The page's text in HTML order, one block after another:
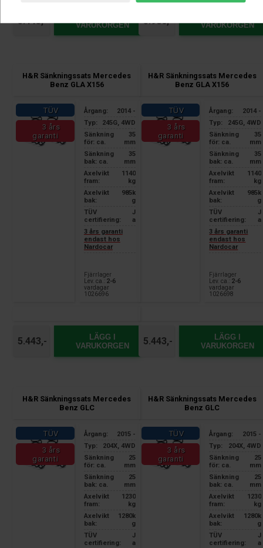
5.443,-
VARUKORGEN
5.986,-
VARUKORGEN
H&R Sänkningssats Mercedes
Benz GLA X156
TÜV
3 års
garanti
Årgang:
2014 -
Typ:
245G, 4WD
Sänkning
för: ca.
35
mm
Sänkning
bak: ca.
35
mm
Axelvikt
fram:
1140
kg
Axelvikt
bak:
985k
g
TÜV
certifiering:
J
a
3 års garanti
endast hos
Nardocar
Fjärrlager
Lev. ca.: 2-6
vardagar
1026696
5.443,-
LÄGG I
VARUKORGEN
H&R Sänkningssats Mercedes
Benz GLA X156
TÜV
3 års
garanti
Årgang:
2014 -
Typ:
245G, 4WD
Sänkning
för: ca.
35
mm
Sänkning
bak: ca.
35
mm
Axelvikt
fram:
1140
kg
Axelvikt
bak:
985k
g
TÜV
certifiering:
J
a
3 års garanti
endast hos
Nardocar
Fjärrlager
Lev. ca.: 2-6
vardagar
1026698
5.443,-
LÄGG I
VARUKORGEN
H&R Sänkningssats Mercedes
Benz GLC
TÜV
3 års
garanti
Årgang:
2015 -
Typ:
204X, 4WD
Sänkning
för: ca.
25
mm
Sänkning
bak: ca.
25
mm
Axelvikt
fram:
1230
kg
Axelvikt
bak:
1280k
g
TÜV
certifiering:
J
a
H&R Sänkningssats Mercedes
Benz GLC
TÜV
3 års
garanti
Årgang:
2015 -
Typ:
204X, 4WD
Sänkning
för: ca.
25
mm
Sänkning
bak: ca.
25
mm
Axelvikt
fram:
1230
kg
Axelvikt
bak:
1280k
g
TÜV
certifiering:
J
a